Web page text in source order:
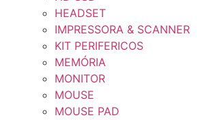
HEADSET
IMPRESSORA & SCANNER
KIT PERIFERICOS
MEMÓRIA
MONITOR
MOUSE
MOUSE PAD